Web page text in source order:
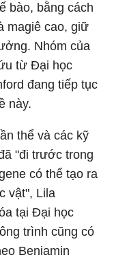
bào, bằng cách
magiê cao, giữ
Nhóm của
từ Đại học
đang tiếp tục
này.
thể và các kỹ
"đi trước trong
có thể tạo ra
vật", Lila
tại Đại học
trình cũng có
Benjamin